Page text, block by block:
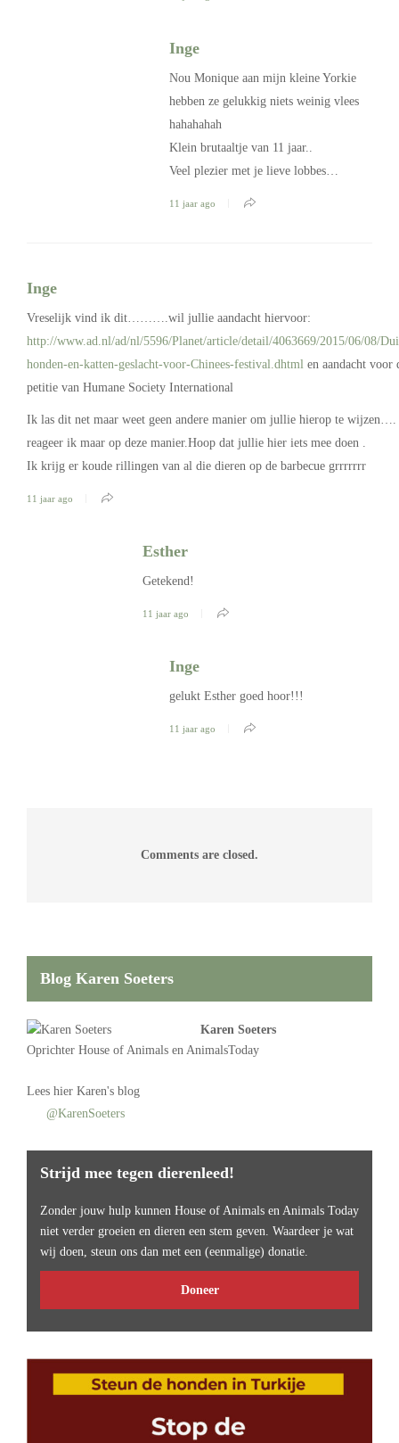
Inge
Nou Monique aan mijn kleine Yorkie
hebben ze gelukkig niets weinig vlees
hahahahah
Klein brutaaltje van 11 jaar..
Veel plezier met je lieve lobbes…
11 jaar ago
Inge
Vreselijk vind ik dit……….wil jullie aandacht hiervoor:
http://www.ad.nl/ad/nl/5596/Planet/article/detail/4063669/2015/06/08/
honden-en-katten-geslacht-voor-Chinees-festival.dhtml en aandacht voor
petitie van Humane Society International
Ik las dit net maar weet geen andere manier om jullie hierop te wijzen….
reageer ik maar op deze manier.Hoop dat jullie hier iets mee doen .
Ik krijg er koude rillingen van al die dieren op de barbecue grrrrrrr
11 jaar ago
Esther
Getekend!
11 jaar ago
Inge
gelukt Esther goed hoor!!!
11 jaar ago
Comments are closed.
Blog Karen Soeters
Karen Soeters
Oprichter House of Animals en AnimalsToday
Lees hier Karen's blog
@KarenSoeters
Strijd mee tegen dierenleed!
Zonder jouw hulp kunnen House of Animals en Animals Today
niet verder groeien en dieren een stem geven. Waardeer je wat
wij doen, steun ons dan met een (eenmalige) donatie.
Doneer